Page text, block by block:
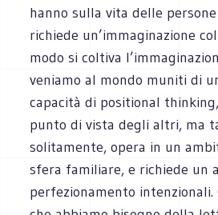
hanno sulla vita delle
richiede un’immaginazione
modo si coltiva
veniamo al mondo muniti di
capacità di positional
punto di vista degli altri, ma
solitamente, opera in un
sfera familiare, e richiede un
perfezionamento intenzionali.